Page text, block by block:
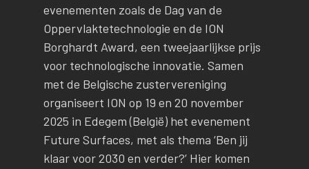
evenementen zoals de Dag van de
Oppervlaktetechnologie en de ION
Borghardt Award, een tweejaarlijkse prijs
voor technologische innovatie. Samen
met de Belgische zustervereniging
organiseert ION op 19 en 20 november
2025 in Edegem (België) het evenement
Future Surfaces, met als thema ‘Ben jij
klaar voor 2030 en verder?’ Hier komen